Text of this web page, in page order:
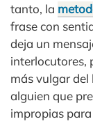
tanto, la
frase con
deja un
interlocutores,
más vulgar del
alguien que
impropias